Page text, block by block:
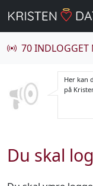
70 INDLOGGET
Her kan
på
Du skal